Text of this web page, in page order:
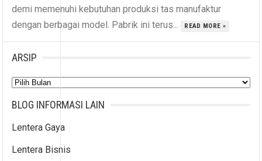
demi memenuhi kebutuhan produksi tas manufaktur
dengan berbagai model. Pabrik ini terus...
READ MORE »
ARSIP
Arsip
BLOG INFORMASI LAIN
Lentera Gaya
Lentera Bisnis